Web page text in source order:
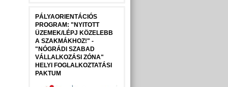
PÁLYAORIENTÁCIÓS
PROGRAM: "NYITOTT
ÜZEMEK/LÉPJ KÖZELEBB
A SZAKMÁKHOZ!" -
"NÓGRÁDI SZABAD
VÁLLALKOZÁSI ZÓNA"
HELYI FOGLALKOZTATÁSI
PAKTUM